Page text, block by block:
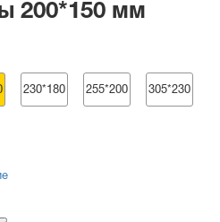
200*150 мм
230*180 255*200 305*230